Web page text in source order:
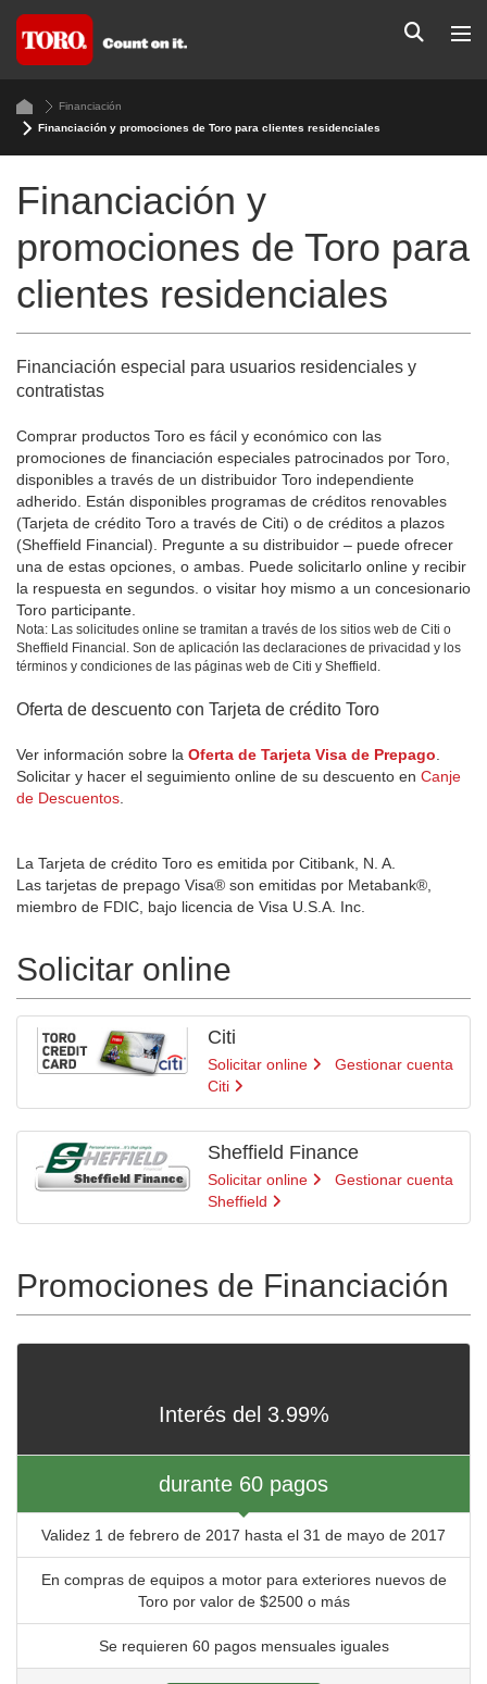
Financiación
Financiación y promociones de Toro para clientes residenciales
Financiación y
promociones de Toro para
clientes residenciales
Financiación especial para usuarios residenciales y
contratistas
Comprar productos Toro es fácil y económico con las
promociones de financiación especiales patrocinados por Toro,
disponibles a través de un distribuidor Toro independiente
adherido. Están disponibles programas de créditos renovables
(Tarjeta de crédito Toro a través de Citi) o de créditos a plazos
(Sheffield Financial). Pregunte a su distribuidor – puede ofrecer
una de estas opciones, o ambas. Puede solicitarlo online y recibir
la respuesta en segundos. o visitar hoy mismo a un concesionario
Toro participante.
Nota: Las solicitudes online se tramitan a través de los sitios web de Citi o
Sheffield Financial. Son de aplicación las declaraciones de privacidad y los
términos y condiciones de las páginas web de Citi y Sheffield.
Oferta de descuento con Tarjeta de crédito Toro
Ver información sobre la Oferta de Tarjeta Visa de Prepago
Solicitar y hacer el seguimiento online de su descuento en Canje
de Descuentos
La Tarjeta de crédito Toro es emitida por Citibank, N. A.
Las tarjetas de prepago Visa® son emitidas por Metabank®,
miembro de FDIC, bajo licencia de Visa U.S.A. Inc.
Solicitar online
Citi
Solicitar online
Gestionar cuenta
Citi
Sheffield Finance
Solicitar online
Gestionar cuenta
Sheffield
Promociones de Financiación
Interés del 3.99%
durante 60 pagos
Validez 1 de febrero de 2017 hasta el 31 de mayo de 2017
En compras de equipos a motor para exteriores nuevos de
Toro por valor de $2500 o más
Se requieren 60 pagos mensuales iguales